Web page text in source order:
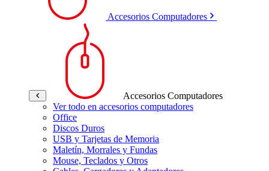
Accesorios Computadores
Accesorios Computadores
Ver todo en accesorios computadores
Office
Discos Duros
USB y Tarjetas de Memoria
Maletín, Morrales y Fundas
Mouse, Teclados y Otros